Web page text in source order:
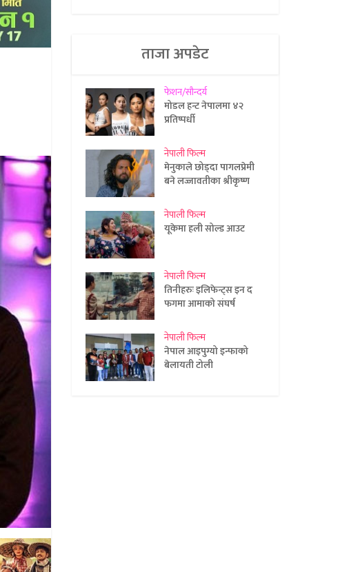
ताजा अपडेट
फेशन/सौन्दर्य
मोडल हन्ट नेपालमा ४२
प्रतिष्पर्धी
नेपाली फिल्म
मेनुकाले छोड्दा पागलप्रेमी
बने लज्जावतीका श्रीकृष्ण
नेपाली फिल्म
यूकेमा हली सोल्ड आउट
नेपाली फिल्म
तिनीहरुः इलिफेन्ट्स इन द
फगमा आमाको संघर्ष
नेपाली फिल्म
नेपाल आइपुग्यो इन्फाको
बेलायती टोली